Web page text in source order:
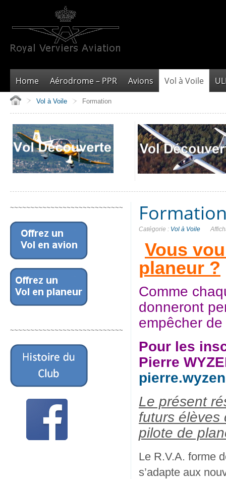
Home Aérodrome – PPR Avions Vol à Voile
Vol à Voile Formation
Catégorie : Vol à Voile
Vous
planeur ?
Comme
donneront
empêcher
Pour les
Pierre
Le présent
futurs élèves
pilote de
Le R.V.A. forme
s’adapte aux
~~~~~~~~~~~~~~~~~~~~~~~~~~~~
~~~~~~~~~~~~~~~~~~~~~~~~~~~~